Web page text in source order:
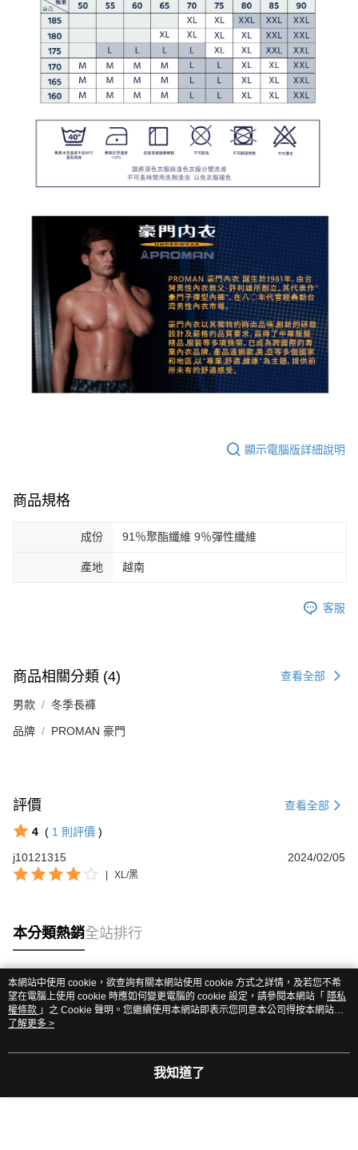
顯示電腦版詳細說明
商品規格
成份 91％聚酯纖維 9％彈性纖維
產地 越南
客服
商品相關分類 (4) 查看全部
男款 冬季長褲
品牌 PROMAN 豪門
評價 查看全部
4 ( 1 則評價 )
j10121315
2024/02/05
XL/黑
本分類熱銷全站排行
熱門標籤
本網站中使用 cookie，欲查詢有關本網站使用 cookie 方式之詳情，及若您不希
望在電腦上使用 cookie 時應如何變更電腦的 cookie 設定，請參閱本網站「 隱私
權條款 」之 Cookie 聲明。您繼續使用本網站即表示您同意本公司得按本網站使
用條款之 Cookie 聲明使用 cookie。
了解更多 >
我知道了